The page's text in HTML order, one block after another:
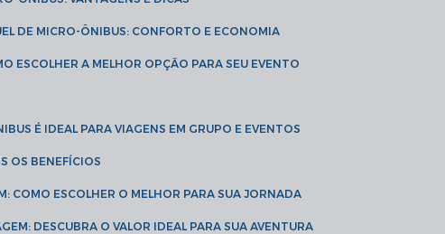
DE MICRO-ÔNIBUS: CONFORTO E ECONOMIA
ESCOLHER A MELHOR OPÇÃO PARA SEU EVENTO
É IDEAL PARA VIAGENS EM GRUPO E EVENTOS
OS BENEFÍCIOS
COMO ESCOLHER O MELHOR PARA SUA JORNADA
DESCUBRA O VALOR IDEAL PARA SUA AVENTURA